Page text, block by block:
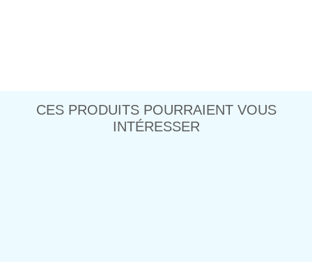
CES PRODUITS POURRAIENT VOUS
INTÉRESSER